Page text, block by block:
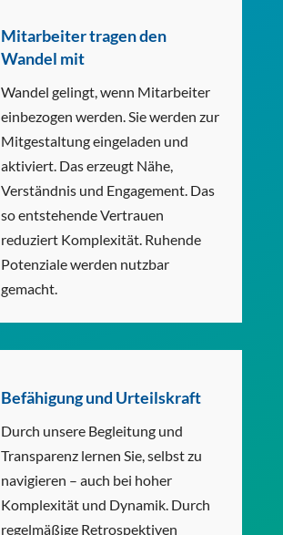
Mitarbeiter tragen den
Wandel mit
Wandel gelingt, wenn Mitarbeiter
einbezogen werden. Sie werden zur
Mitgestaltung eingeladen und
aktiviert. Das erzeugt Nähe,
Verständnis und Engagement. Das
so entstehende Vertrauen
reduziert Komplexität. Ruhende
Potenziale werden nutzbar
gemacht.
Befähigung und Urteilskraft
Durch unsere Begleitung und
Transparenz lernen Sie, selbst zu
navigieren – auch bei hoher
Komplexität und Dynamik. Durch
regelmäßige Retrospektiven